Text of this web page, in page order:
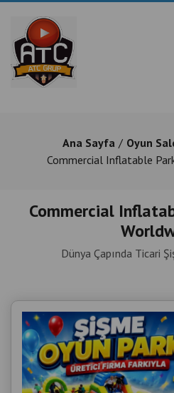
Ana Sayfa
Oyun
Commercial Inflatable
Commercial
Dünya Çapında Ticari